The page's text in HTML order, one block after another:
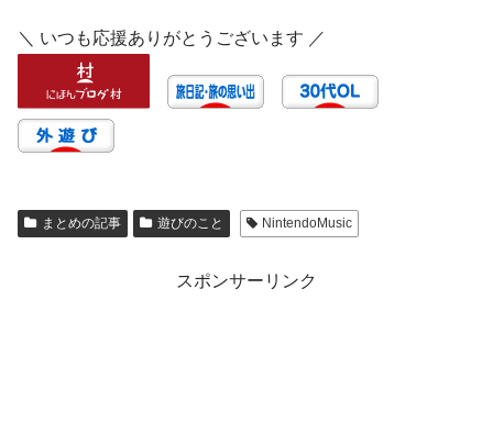
＼ いつも応援ありがとうございます ／
まとめの記事 遊びのこと NintendoMusic
スポンサーリンク